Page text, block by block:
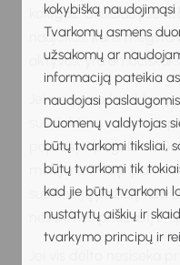
kokybišką
Tvarkomų asmens
užsakomų ar
informaciją pateikia
naudojasi
Duomenų valdytojas
būtų tvarkomi tiksliai,
būtų tvarkomi tik
kad jie būtų tvarkomi
nustatytų aiškių ir
tvarkymo principų ir
kolegas. Greičiau į
naujokas, kuris
aktyvus, yra emociškai
Jei naujame kolektyve
susisiekti su vadovu,
paprašyti pagalbos.
mokymai? Taip pat
sužinoti jų požiūrį, kad
nesėkmės priežastį ir